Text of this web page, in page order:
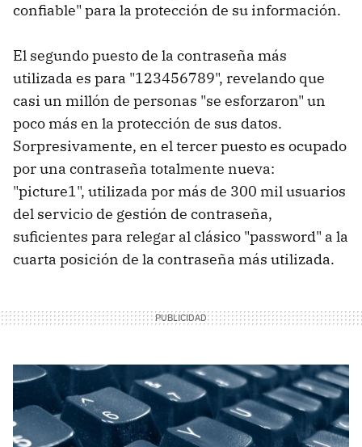
confiable" para la protección de su información.
El segundo puesto de la contraseña más
utilizada es para "123456789", revelando que
casi un millón de personas "se esforzaron" un
poco más en la protección de sus datos.
Sorpresivamente, en el tercer puesto es ocupado
por una contraseña totalmente nueva:
"picture1", utilizada por más de 300 mil usuarios
del servicio de gestión de contraseña,
suficientes para relegar al clásico "password" a la
cuarta posición de la contraseña más utilizada.